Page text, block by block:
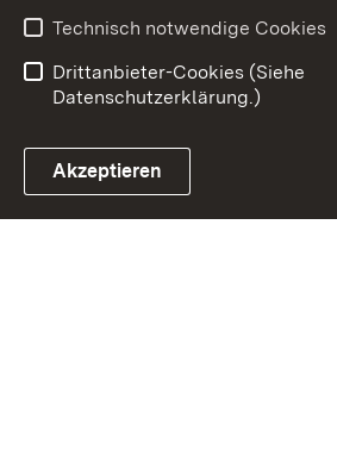
Technisch notwendige Cookies
Drittanbieter-Cookies (Siehe
Datenschutzerklärung.)
Akzeptieren